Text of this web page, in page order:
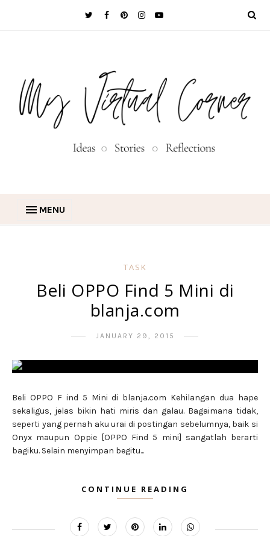
MENU
TASK
Beli OPPO Find 5 Mini di
blanja.com
JANUARY 29, 2015
Beli OPPO F ind 5 Mini di blanja.com Kehilangan dua hape
sekaligus, jelas bikin hati miris dan galau. Bagaimana tidak,
seperti yang pernah aku urai di postingan sebelumnya, baik si
Onyx maupun Oppie [OPPO Find 5 mini] sangatlah berarti
bagiku. Selain menyimpan begitu...
CONTINUE READING